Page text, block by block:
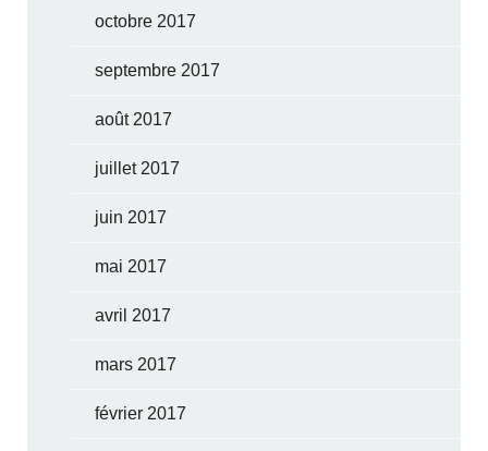
octobre 2017
septembre 2017
août 2017
juillet 2017
juin 2017
mai 2017
avril 2017
mars 2017
février 2017